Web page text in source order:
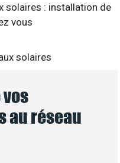
au réseau